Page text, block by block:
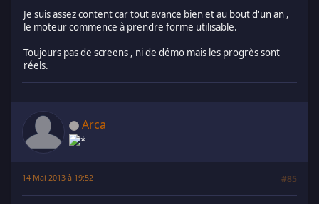
Je suis assez content car tout avance bien et au bout d'un an ,
le moteur commence à prendre forme utilisable.
Toujours pas de screens , ni de démo mais les progrès sont
réels.
Arca
14 Mai 2013 à 19:52 #85